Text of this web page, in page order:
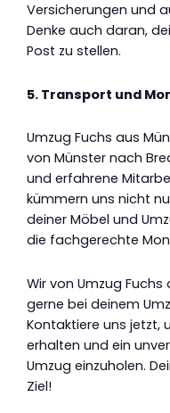
Versicherungen und
Denke auch daran,
Post zu stellen.
5. Transport und
Umzug Fuchs aus
von Münster nach
und erfahrene
kümmern uns nicht
deiner Möbel und
die fachgerechte
Wir von Umzug
gerne bei deinem
Kontaktiere uns jetzt,
erhalten und ein
Umzug einzuholen.
Ziel!